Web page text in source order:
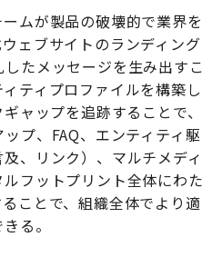
ムが製品の破壊的で業界を
ェブサイトのランディング
たメッセージを生み出すこ
ティプロファイルを構築し
ャップを追跡することで、
プ、FAQ、エンティティ駆
、リンク）、マルチメディ
フットプリント全体にわた
ことで、組織全体でより適
る。